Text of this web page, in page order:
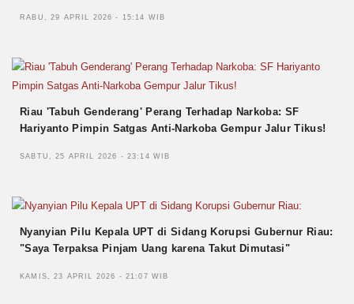
RABU, 29 APRIL 2026 - 15:14 WIB
Riau 'Tabuh Genderang' Perang Terhadap Narkoba: SF
Hariyanto Pimpin Satgas Anti-Narkoba Gempur Jalur Tikus!
SABTU, 25 APRIL 2026 - 23:14 WIB
Nyanyian Pilu Kepala UPT di Sidang Korupsi Gubernur Riau:
"Saya Terpaksa Pinjam Uang karena Takut Dimutasi"
KAMIS, 23 APRIL 2026 - 21:07 WIB